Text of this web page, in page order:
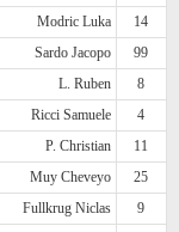
Modric Luka
14
Sardo Jacopo
99
L. Ruben
8
Ricci Samuele
4
P. Christian
11
Muy Cheveyo
25
Fullkrug Niclas
9